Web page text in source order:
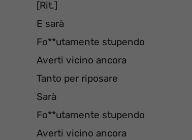
[Rit.]
E sarà
Fo**utamente stupendo
Averti vicino ancora
Tanto per riposare
Sarà
Fo**utamente stupendo
Averti vicino ancora